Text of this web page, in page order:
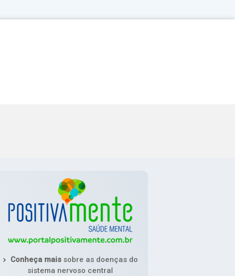
Conheça maissobre as doenças do
sistema nervoso central